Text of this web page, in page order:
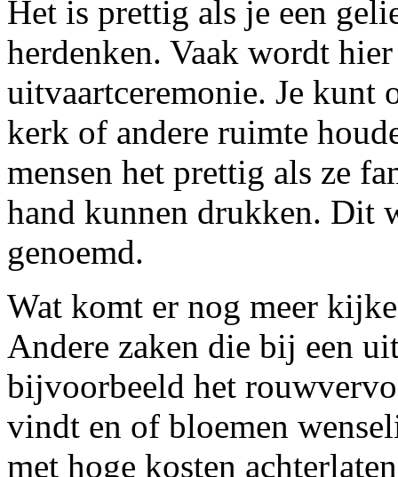
Het is prettig als je een
herdenken. Vaak wordt
uitvaartceremonie. Je kunt
kerk of andere ruimte
mensen het prettig als ze
hand kunnen drukken. Dit
genoemd.
Wat komt er nog meer
Andere zaken die bij een
bijvoorbeeld het
vindt en of bloemen
met hoge kosten